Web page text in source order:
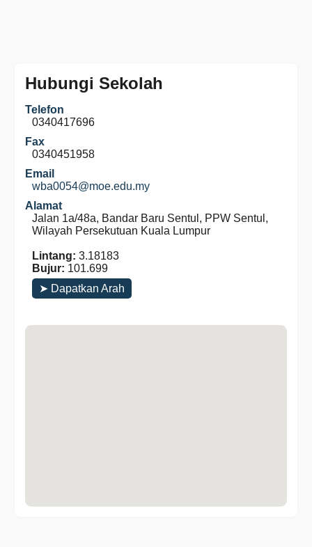
Hubungi Sekolah
Telefon
0340417696
Fax
0340451958
Email
wba0054@moe.edu.my
Alamat
Jalan 1a/48a, Bandar Baru Sentul, PPW Sentul,
Wilayah Persekutuan Kuala Lumpur
Lintang: 3.18183
Bujur: 101.699
➤ Dapatkan Arah